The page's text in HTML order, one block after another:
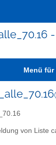
Menü
von Liste